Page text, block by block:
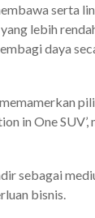
serta
lebih
daya
in One
sebagai
bisnis.